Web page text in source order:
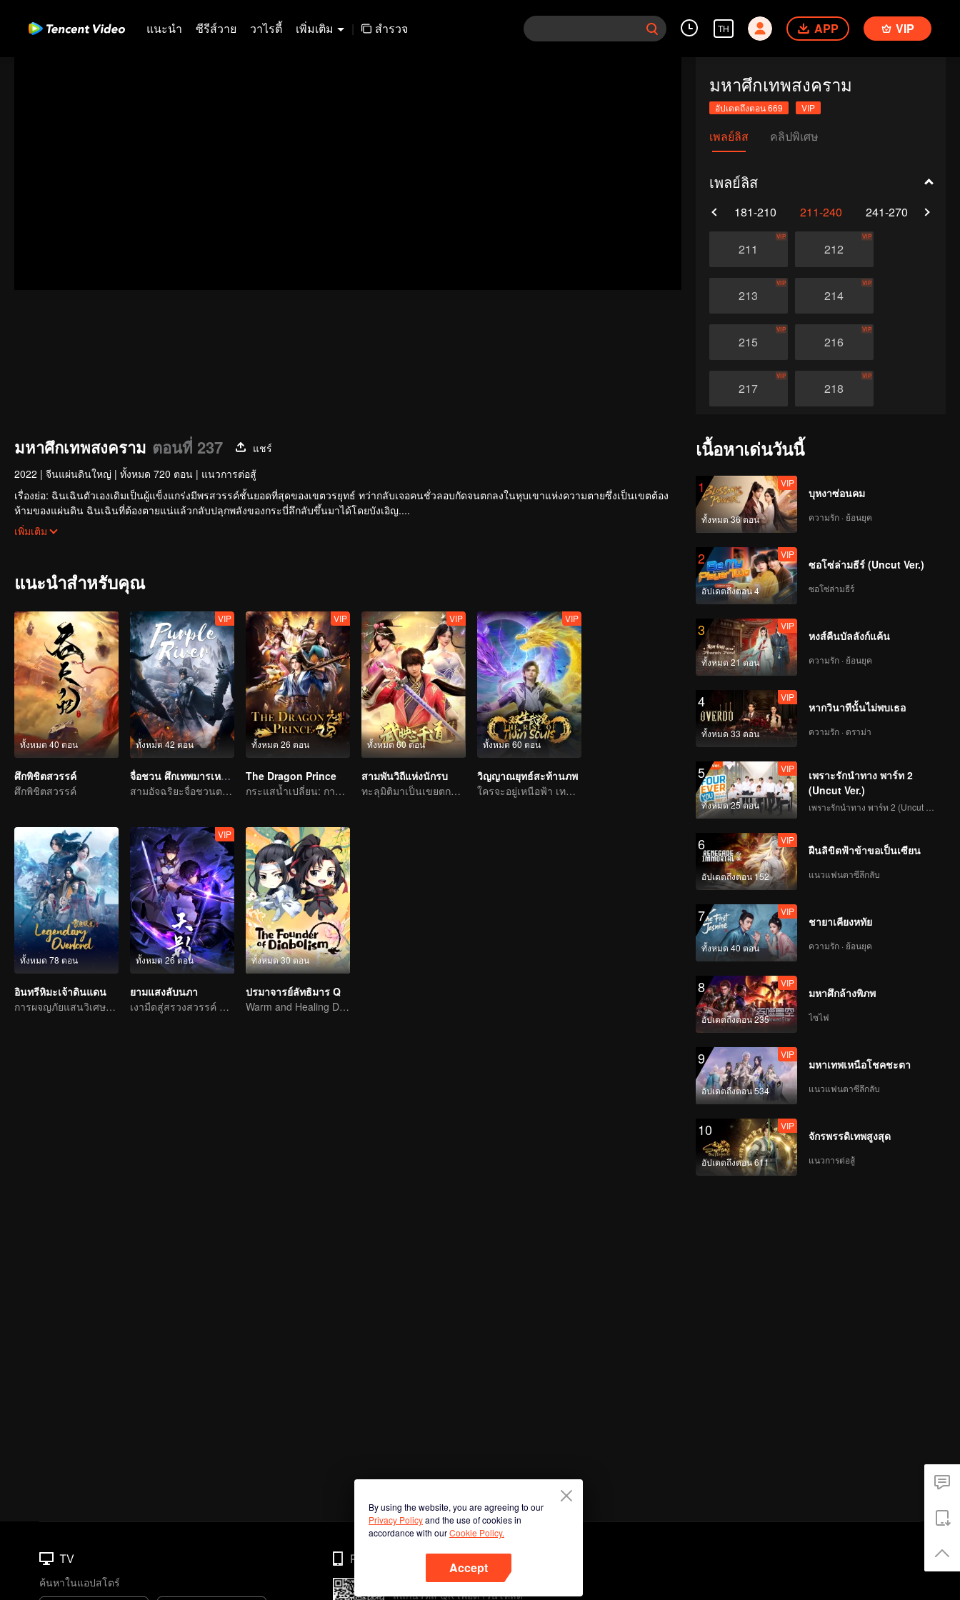
แนะนำ ซีรีส์วาย วาไรตี้ เพิ่มเติม | สำรวจ TH APP VIP
มหาศึกเทพสงคราม
อัปเดตถึงตอน 669 VIP
เพลย์ลิส คลิปพิเศษ
เพลย์ลิส
181-210 211-240 241-270
211
VIP
212
VIP
213
VIP
214
VIP
215
VIP
216
VIP
217
VIP
218
VIP
221
223
VIP VIP
225
VIP
226
VIP
227
229
VIP
230
231
VIP
232
VIP
233
VIP
235
VIP
236
VIP
237
VIP
238
มหาศึกเทพสงคราม ตอนที่ 237
แชร์
2022 | จีนแผ่นดินใหญ่ | ทั้งหมด 720 ตอน | แนวการต่อสู้
เรื่องย่อ: ฉินเฉินตัวเองเดิมเป็นผู้แข็งแกร่งมีพรสวรรค์ชั้นยอดที่สุดของเขตวรยุทธ์ ทว่ากลับเจอคนชั่วลอบกัดจนตกลงในหุบเขาแห่งความตายซึ่งเป็นเขตต้อง
ห้ามของแผ่นดิน ฉินเฉินที่ต้องตายแน่แล้วกลับปลุกพลังของกระบี่ลึกลับขึ้นมาได้โดยบังเอิญ....
หนุ่มน้อยคนหนึ่งที่ชื่อเดียวกันสืบต่อปณิธานของฉินเฉิน ในฐานะหลานรักของอ๋องติ้งอู่เทพทหารแห่งแคว้นต้าฉิน ทว่าประวัติของบิดานั้นเป็นปริศนา สองแม่
เพิ่มเติม
แนะนำสำหรับคุณ
ทั้งหมด 40 ตอน
ศึกพิชิตสวรรค์
ศึกพิชิตสวรรค์
ทั้งหมด 42 ตอน
VIP
จื่อชวน ศึกเทพมารเหนือพิภพ
สามอัจฉริยะจื่อชวนตะลุยทวีปซีชวน
ทั้งหมด 26 ตอน
VIP
The Dragon Prince
กระแสน้ำเปลี่ยน: การผจญภัยของนักเขียนหนุ่ม
ทั้งหมด 60 ตอน
VIP
สามพันวิถีแห่งนักรบ
ทะลุมิติมาเป็นเขยตกอับ พลิกชะตาในโลกใหม่
ทั้งหมด 60 ตอน
VIP
วิญญาณยุทธ์สะท้านภพ
ใครจะอยู่เหนือฟ้า เทพนักรบไร้เทียมทาน
ทั้งหมด 78 ตอน
อินทรีหิมะเจ้าดินแดน
การผจญภัยแสนวิเศษและอุปสรรคของเด็กหนุ่มเริ่มต้นขึ้นอีกครั้ง
ทั้งหมด 26 ตอน
VIP
ยามแสงลับนภา
เงามืดสู่สรวงสวรรค์ แผดเผาวิญญาณพิทักษ์ความดี
ทั้งหมด 30 ตอน
ปรมาจารย์ลัทธิมาร Q
Warm and Healing Daily Life
เนื้อหาเด่นวันนี้
1
ทั้งหมด 36 ตอน
VIP
บุหงาซ่อนคม
ความรัก · ย้อนยุค
2
อัปเดตถึงตอน 4
VIP
ซอโซ่ล่ามธีร์ (Uncut Ver.)
ซอโซ่ล่ามธีร์
3
ทั้งหมด 21 ตอน
VIP
หงส์คืนบัลลังก์แค้น
ความรัก · ย้อนยุค
4
ทั้งหมด 33 ตอน
VIP
หากวินาทีนั้นไม่พบเธอ
ความรัก · ดราม่า
5
ทั้งหมด 25 ตอน
VIP
เพราะรักนำทาง พาร์ท 2
(Uncut Ver.)
6
อัปเดตถึงตอน 152
VIP
ฝืนลิขิตฟ้าข้าขอเป็นเซียน
แนวแฟนตาซีลึกลับ
7
ทั้งหมด 40 ตอน
VIP
ชายาเคียงหทัย
ความรัก · ย้อนยุค
8
อัปเดตถึงตอน 235
VIP
มหาศึกล้างพิภพ
ไซไฟ
9
อัปเดตถึงตอน 534
VIP
มหาเทพเหนือโชคชะตา
แนวแฟนตาซีลึกลับ
10
อัปเดตถึงตอน 611
VIP
จักรพรรดิเทพสูงสุด
แนวการต่อสู้
By using the website, you are agreeing to our
Privacy Policyand the use of cookies in
accordance with ourCookie Policy.
Accept
TV
ค้นหาในแอปสโตร์
Phone
สแกนรหัส QR เพื่อดาวน์โหลด